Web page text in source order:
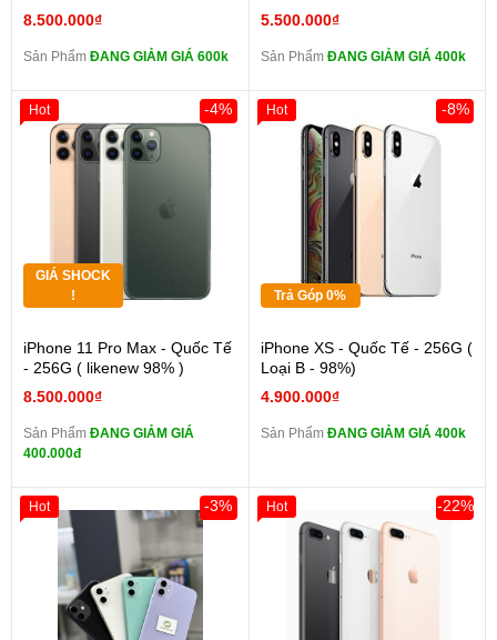
8.500.000₫
Sản Phẩm ĐANG GIẢM GIÁ 600k
5.500.000₫
Sản Phẩm ĐANG GIẢM GIÁ 400k
GIÁ SHOCK
!
iPhone 11 Pro Max - Quốc Tế
- 256G ( likenew 98% )
8.500.000₫
-4%
Sản Phẩm ĐANG GIẢM GIÁ
400.000đ
Hot
Trả Góp 0%
iPhone XS - Quốc Tế - 256G (
Loại B - 98%)
4.900.000₫
-8%
Sản Phẩm ĐANG GIẢM GIÁ 400k
Hot
-3%
Hot -22%
Hot